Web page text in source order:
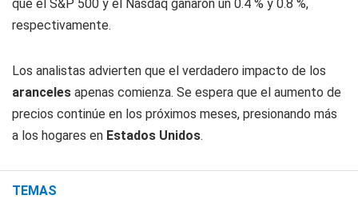
que el S&P 500 y el Nasdaq ganaron un 0.4 % y 0.8 %,
respectivamente.
Los analistas advierten que el verdadero impacto de los
aranceles apenas comienza. Se espera que el aumento de
precios continúe en los próximos meses, presionando más
a los hogares en Estados Unidos.
TEMAS